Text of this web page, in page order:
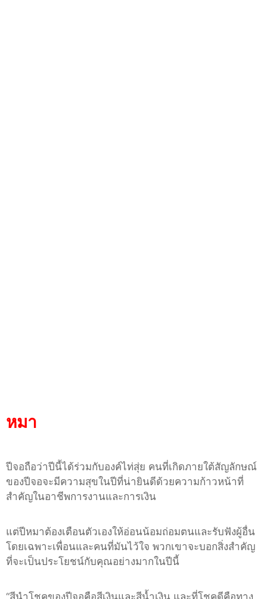
หมา
ปีจอถือว่าปีนี้ได้ร่วมกับองค์ไท่สุ่ย คนที่เกิดภายใต้สัญลักษณ์
ของปีจอจะมีความสุขในปีที่น่ายินดีด้วยความก้าวหน้าที่
สำคัญในอาชีพการงานและการเงิน
แต่ปีหมาต้องเตือนตัวเองให้อ่อนน้อมถ่อมตนและรับฟังผู้อื่น
โดยเฉพาะเพื่อนและคนที่มันไว้ใจ พวกเขาจะบอกสิ่งสำคัญ
ที่จะเป็นประโยชน์กับคุณอย่างมากในปีนี้
“สีนำโชคของปีจอคือสีเงินและสีน้ำเงิน และที่โชคดีคือทาง